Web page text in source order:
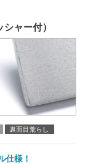
ャー付）
裏面目荒らし
仕様！